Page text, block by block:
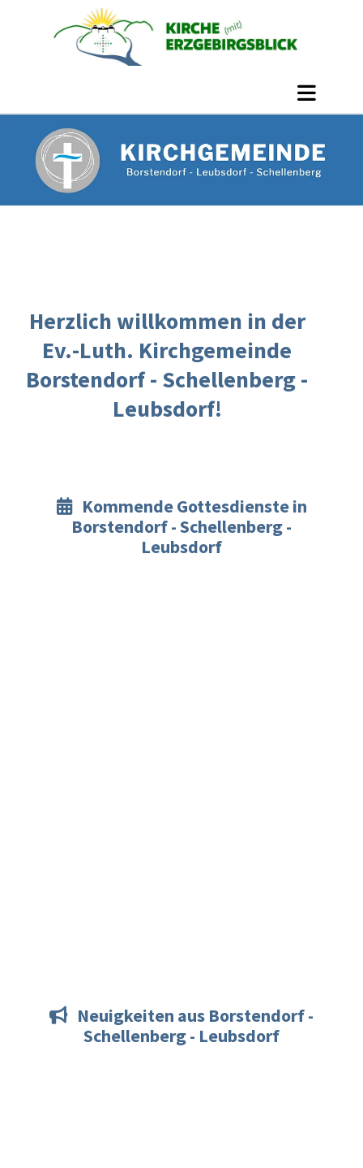
Herzlich willkommen in der
Ev.-Luth. Kirchgemeinde
Borstendorf - Schellenberg -
Leubsdorf!
Kommende Gottesdienste in
Borstendorf - Schellenberg -
Leubsdorf
Neuigkeiten aus Borstendorf -
Schellenberg - Leubsdorf